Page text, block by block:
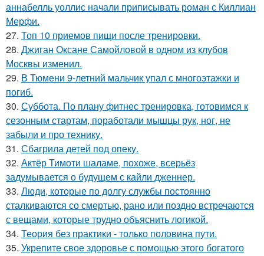
аннабелль уоллис начали приписывать роман с Киллиан
Мерфи.
27. Топ 10 приемов пищи после тренировки.
28. Джиган Оксане Самойловой в одном из клубов
Москвы изменил.
29. В Тюмени 9-летний мальчик упал с многоэтажки и
погиб.
30. Суббота. По плану фитнес тренировка, готовимся к
сезонным стартам, поработали мышцы рук, ног, не
забыли и про технику.
31. Сбагрила детей под опеку.
32. Актёр Тимоти шаламе, похоже, всерьёз
задумывается о будущем с кайли дженнер.
33. Люди, которые по долгу службы постоянно
сталкиваются со смертью, рано или поздно встречаются
с вещами, которые трудно объяснить логикой.
34. Теория без практики - только половина пути.
35. Укрепите свое здоровье с помощью этого богатого